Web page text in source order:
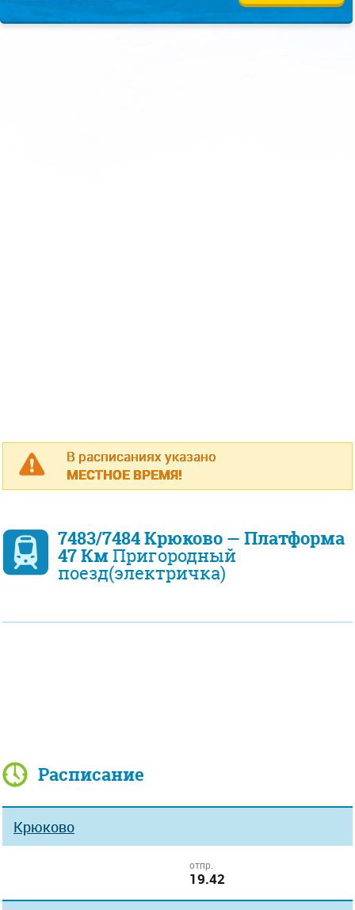
В расписаниях указано
МЕСТНОЕ ВРЕМЯ!
7483/7484 Крюково — Платформа
47 КмПригородный
поезд(электричка)
Расписание
Крюково
отпр.
19.42